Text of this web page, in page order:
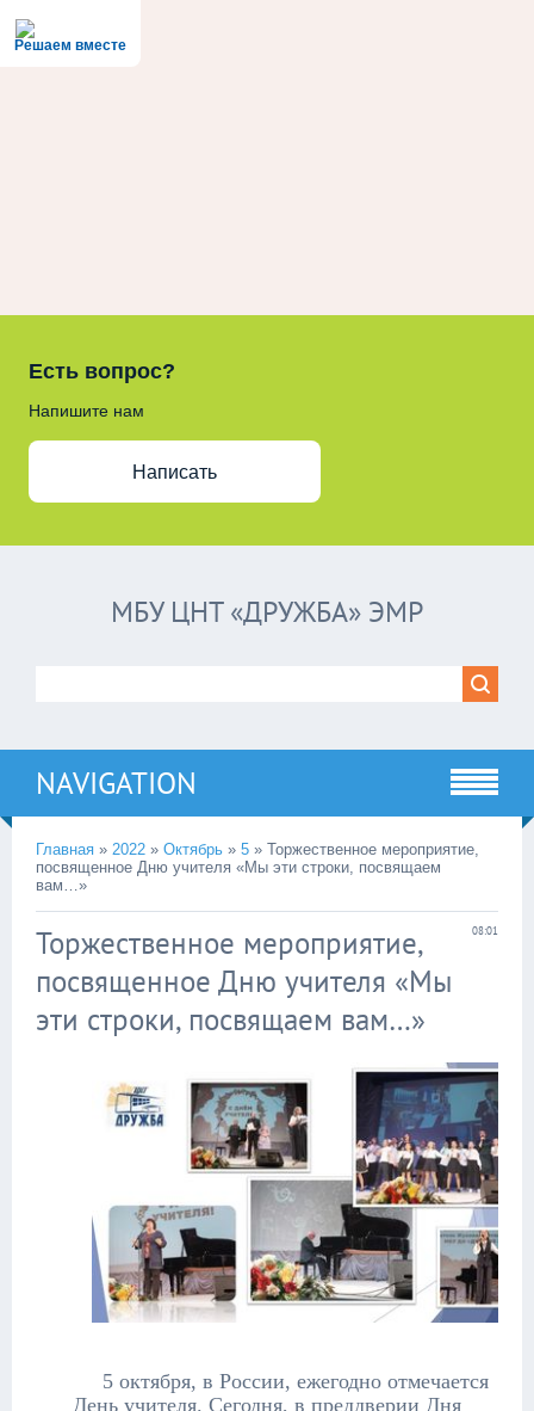
Решаем вместе
Есть вопрос?
Напишите нам
Написать
МБУ ЦНТ «ДРУЖБА» ЭМР
NAVIGATION
Главная » 2022 » Октябрь » 5 » Торжественное мероприятие,
посвященное Дню учителя «Мы эти строки, посвящаем
вам…»
08:01
Торжественное мероприятие,
посвященное Дню учителя «Мы
эти строки, посвящаем вам…»
5 октября, в России, ежегодно отмечается
День учителя. Сегодня, в преддверии Дня